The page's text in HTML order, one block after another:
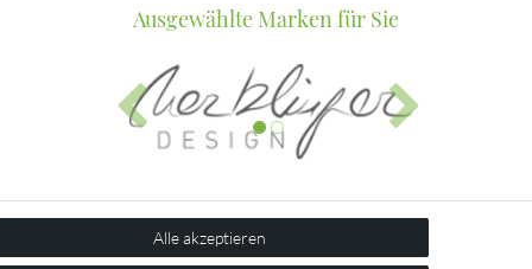
Ausgewählte Marken für Sie
Alle akzeptieren